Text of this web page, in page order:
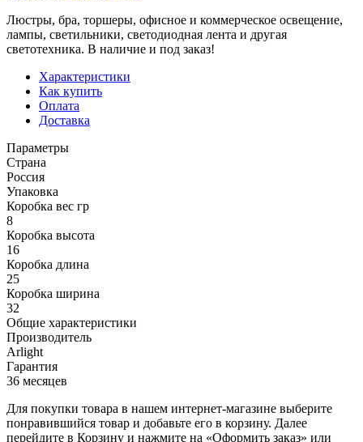
Люстры, бра, торшеры, офисное и коммерческое освещение,
лампы, светильники, светодиодная лента и другая
светотехника. В наличие и под заказ!
Характеристики
Как купить
Оплата
Доставка
Параметры
Страна
Россия
Упаковка
Коробка вес гр
8
Коробка высота
16
Коробка длина
25
Коробка ширина
32
Общие характеристики
Производитель
Arlight
Гарантия
36 месяцев
Для покупки товара в нашем интернет-магазине выберите
понравившийся товар и добавьте его в корзину. Далее
перейдите в Корзину и нажмите на «Оформить заказ» или